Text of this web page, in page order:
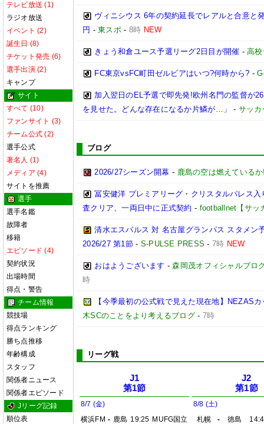
テレビ放送 (1)
ラジオ放送
イベント (2)
誕生日 (8)
チケット発売 (6)
選手出演 (2)
キャンプ
サイト
すべて (10)
ファンサイト (3)
チーム公式 (2)
選手公式
著名人 (1)
メディア (4)
サイトを推薦
選手
選手名鑑
故障者
移籍
エピソード (4)
契約状況
出場時間
得点・警告
チーム情報
競技場
得点ランキング
勝ち点推移
年齢構成
スタッフ
関係者ニュース
関係者エピソード
Jリーグ記録
順位表
ヴィニシウス 6年の契約延長でレアルと合意
円 -東スポ- 8時 NEW
きょう和倉ユース予選リーグ2日目が開催 -高
FC東京vsFC町田ゼルビアはいつ?何時から? -
加入翌日のEL予選で即先発!欧州名門の監督が
を見せた。どんな存在になるか片鱗が…」
- サッカ
ブログ
2026/27シーズン開幕 - 鹿島の空は燃えている
冨安健洋 プレミアリーグ・クリスタルパレス
査クリア、一両日中に正式契約 - footballnet【サッ
清水エスパルス 対 名古屋グランパス スタメン
2026/27 第1節 - S-PULSE PRESS -7時 NEW
おはようございます -森岡茂オフィシャルブロ
時
【今季最初の公式戦で見えた現在地】NEZAS
木SCのことをより考えるブログ - 7時
リーグ戦
J1
第1節
8/7 (金)
横浜FM - 鹿島 19:25 MUFG国立
J2
第1節
8/8 (土)
札幌
- 徳島